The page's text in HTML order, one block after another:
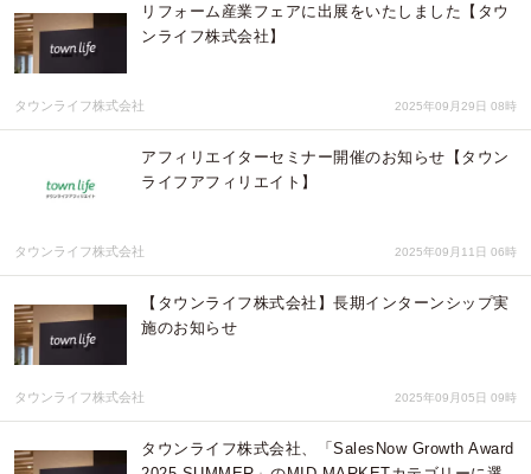
リフォーム産業フェアに出展をいたしました【タウ
ンライフ株式会社】
タウンライフ株式会社 2025年09月29日 08時
アフィリエイターセミナー開催のお知らせ【タウン
ライフアフィリエイト】
タウンライフ株式会社 2025年09月11日 06時
【タウンライフ株式会社】長期インターンシップ実
施のお知らせ
タウンライフ株式会社 2025年09月05日 09時
タウンライフ株式会社、「SalesNow Growth Award